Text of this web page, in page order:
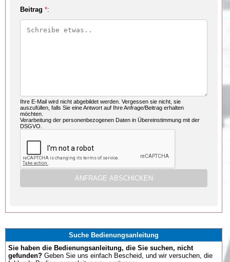
Beitrag *:
Ihre E-Mail wird nicht abgebildet werden. Vergessen sie nicht, sie
auszufüllen, falls Sie eine Antwort auf Ihre Anfrage/Beitrag erhalten
möchten.
Verarbeitung der personenbezogenen Daten in Übereinstimmung mit der
DSGVO.
Suche Bedienungsanleitung
Sie haben die Bedienungsanleitung, die Sie suchen, nicht
gefunden? Geben Sie uns einfach Bescheid, und wir versuchen, die